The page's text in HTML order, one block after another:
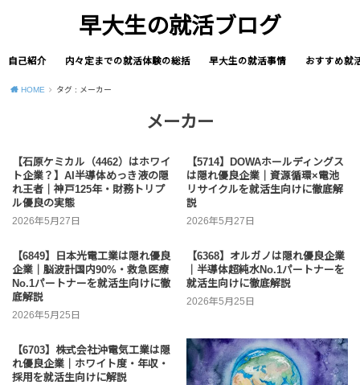
早大生の就活ブログ
自己紹介 内々定までの就活体験の総括 早大生の就活事情 おすすめ就
HOME タグ : メーカー
メーカー
【石原ケミカル（4462）はホワイ
ト企業？】AI半導体めっき液の隠
れ王者｜神戸125年・財務トリプ
ル優良の実態
2026年5月27日
【5714】DOWAホールディングス
は隠れ優良企業｜資源循環×電池
リサイクルを就活生向けに徹底解
説
2026年5月27日
【6849】日本光電工業は隠れ優良
企業｜脳波計国内90%・救急医療
No.1パートナーを就活生向けに徹
底解説
2026年5月25日
【6368】オルガノは隠れ優良企業
｜半導体超純水No.1パートナーを
就活生向けに徹底解説
2026年5月25日
【6703】株式会社沖電気工業は隠
れ優良企業｜ホワイト度・年収・
採用を就活生向けに解説